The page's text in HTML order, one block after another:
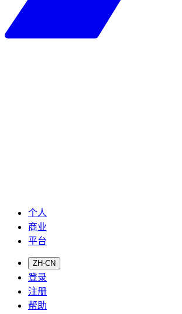
个人
商业
平台
ZH-CN
登录
注册
帮助